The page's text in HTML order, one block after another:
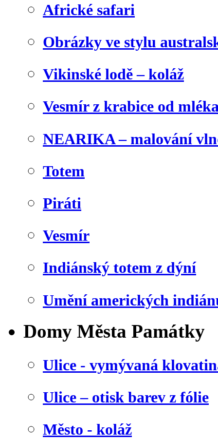
Africké safari
Obrázky ve stylu
Vikinské lodě – koláž
Vesmír z krabice od
NEARIKA – malování
Totem
Piráti
Vesmír
Indiánský totem z dýní
Umění amerických
Domy Města Památky
Ulice - vymývaná
Ulice – otisk barev z fólie
Město - koláž